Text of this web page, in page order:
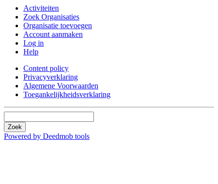
Activiteiten
Zoek Organisaties
Organisatie toevoegen
Account aanmaken
Log in
Help
Content policy
Privacyverklaring
Algemene Voorwaarden
Toegankelijkheidsverklaring
Zoek
Powered by Deedmob tools